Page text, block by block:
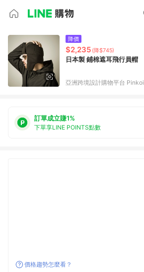
降價
$2,235 (降$745)
日本製 鋪棉遮耳飛行員帽
亞洲跨境設計購物平台 Pinkoi
訂單成立賺1%
下單享LINE POINTS點數
價格趨勢怎麼看？